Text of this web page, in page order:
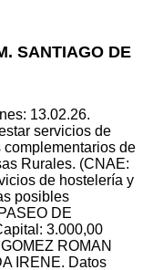
SANTIAGO DE
13.02.26.
servicios de
de
Rurales. (CNAE:
de hostelería y
posibles
DE
3.000,00
ROMAN
IRENE. Datos